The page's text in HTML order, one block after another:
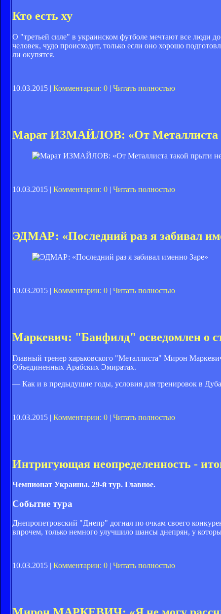
Кто есть ху
О "третьей силе" в украинском футболе мечтают все люди
человек, чудо происходит, только если оно хорошо
ли окупятся.
10.03.2015 | Комментарии: 0 | Читать полностью
Марат ИЗМАЙЛОВ: «От Металлиста
10.03.2015 | Комментарии: 0 | Читать полностью
ЭДМАР: «Последний раз я забивал
10.03.2015 | Комментарии: 0 | Читать полностью
Маркевич: "Банфилд" осведомлен о
Главный тренер харьковского "Металлиста" Мирон
Объединенных Арабских Эмиратах.
— Как и в предыдущие годы, условия для тренировок в
10.03.2015 | Комментарии: 0 | Читать полностью
Интригующая неопределенность -
Чемпионат Украины. 29-й тур. Главное.
Событие тура
Днепропетровский "Днепр" догнал по очкам своего
впрочем, только немного улучшило шансы днепрян, у
10.03.2015 | Комментарии: 0 | Читать полностью